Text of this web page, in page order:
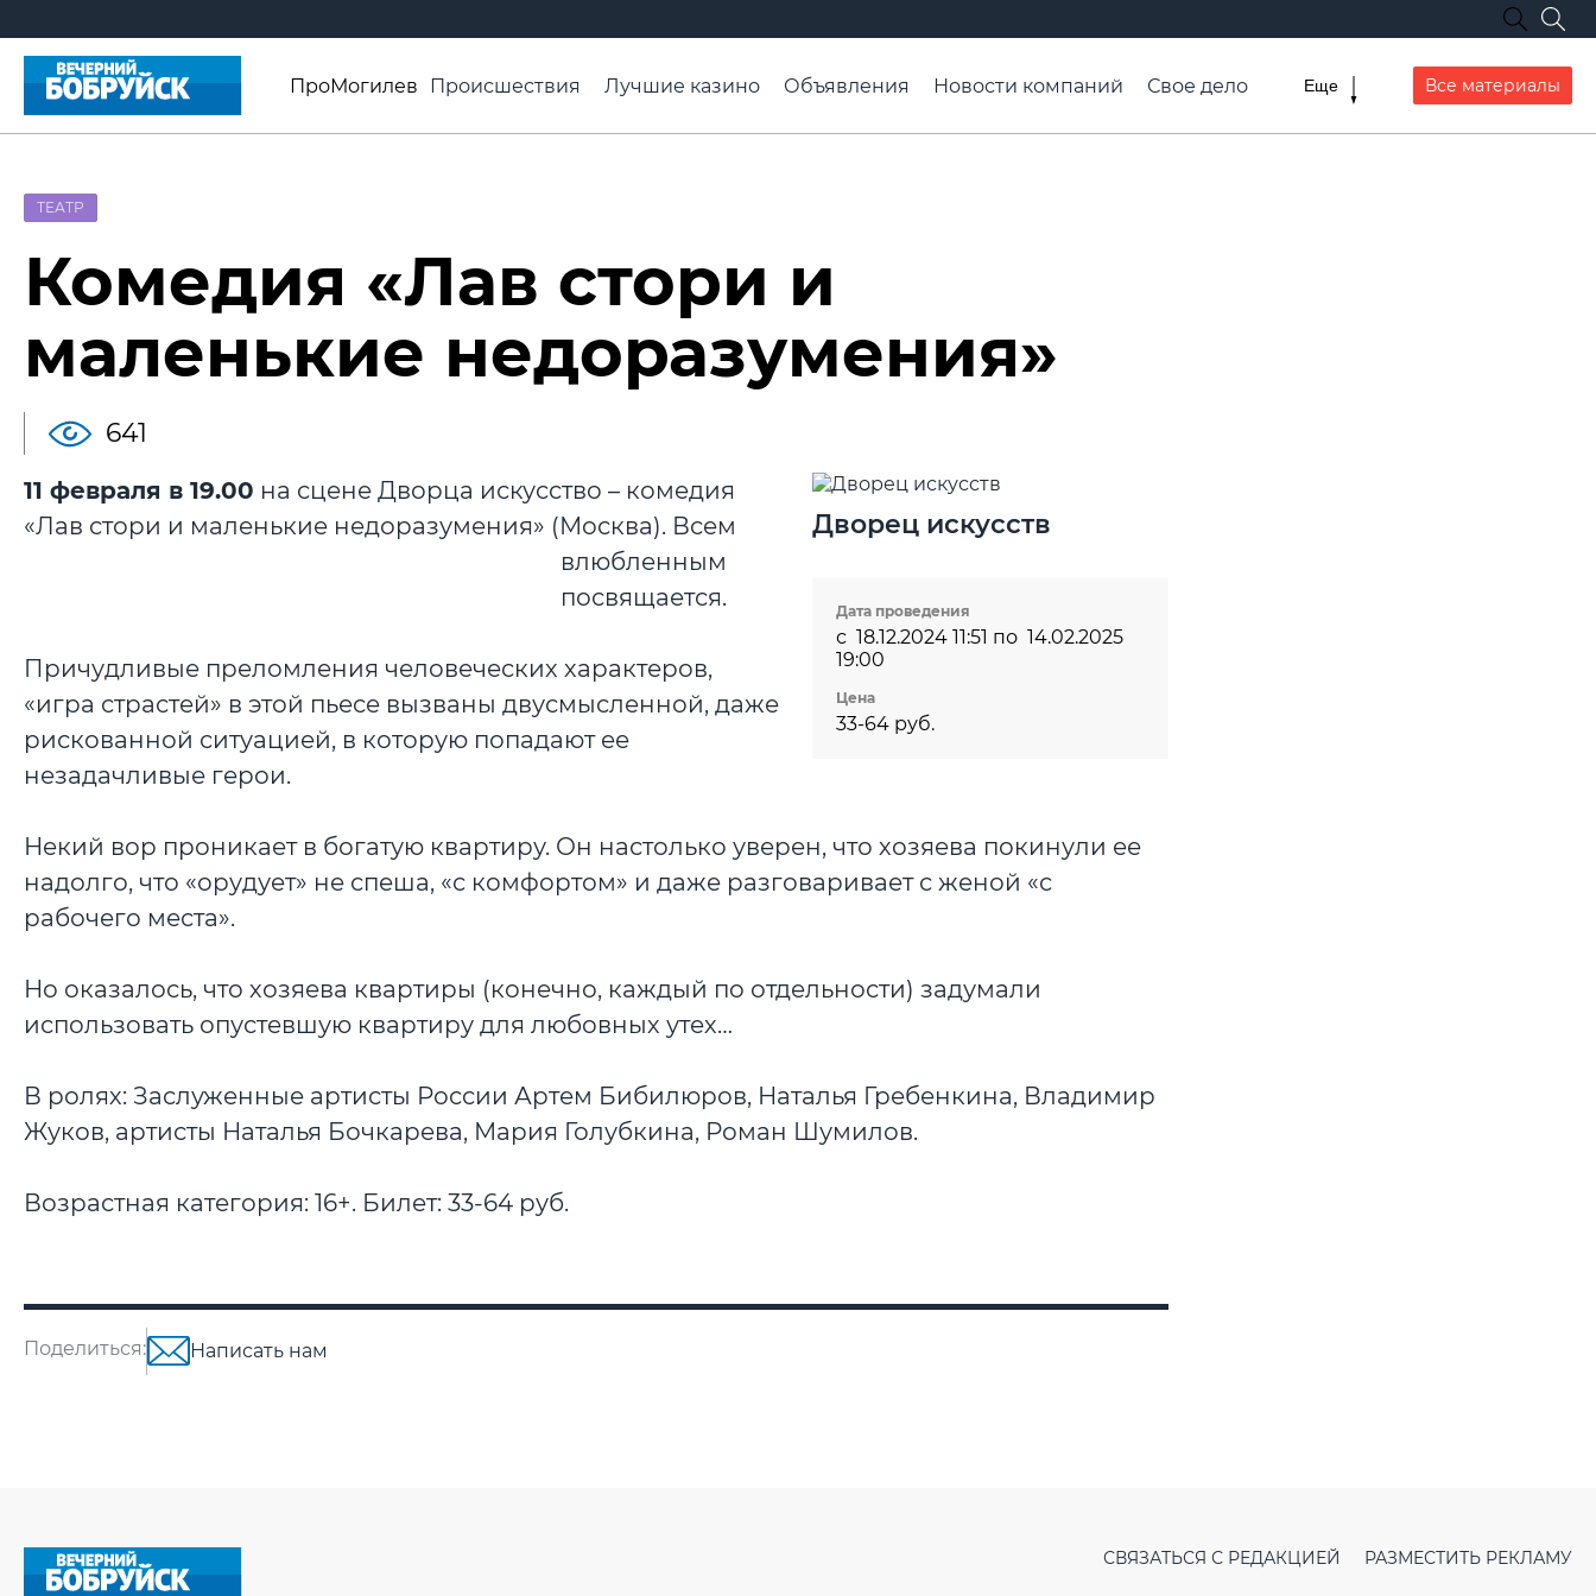
ПроМогилев Происшествия Лучшие казино Объявления Новости компаний
Свое дело
Видео ВБ
Еще Все материалы
ТЕАТР
Комедия «Лав стори и
маленькие недоразумения»
641
Дворец искусств
Дата проведения
с 18.12.2024 11:51 по 14.02.2025
19:00
Цена
33-64 руб.
11 февраля в 19.00 на сцене Дворца искусство – комедия
«Лав стори и маленькие недоразумения» (Москва). Всем
влюбленным
посвящается.
Причудливые преломления человеческих характеров,
«игра страстей» в этой пьесе вызваны двусмысленной, даже
рискованной ситуацией, в которую попадают ее
незадачливые герои.
Некий вор проникает в богатую квартиру. Он настолько уверен, что хозяева покинули ее
надолго, что «орудует» не спеша, «с комфортом» и даже разговаривает с женой «с
рабочего места».
Но оказалось, что хозяева квартиры (конечно, каждый по отдельности) задумали
использовать опустевшую квартиру для любовных утех…
В ролях: Заслуженные артисты России Артем Бибилюров, Наталья Гребенкина, Владимир
Жуков, артисты Наталья Бочкарева, Мария Голубкина, Роман Шумилов.
Возрастная категория: 16+. Билет: 33-64 руб.
Поделиться: Написать нам
СВЯЗАТЬСЯ С РЕДАКЦИЕЙ РАЗМЕСТИТЬ РЕКЛАМУ